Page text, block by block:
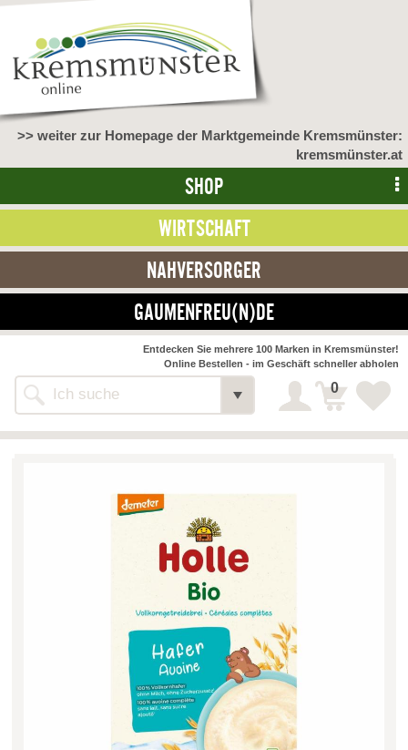
>> weiter zur Homepage der Marktgemeinde Kremsmünster:
kremsmünster.at
SHOP
WIRTSCHAFT
NAHVERSORGER
GAUMENFREU(N)DE
Alle Webseiten
Entdecken Sie mehrere 100 Marken in Kremsmünster!
Online Bestellen - im Geschäft schneller abholen
0
NAHVERSORGER
>> Bauernmarkt << Detail
Bäckerei-Konditorei-Café
Fleischerei Hüthmayr
Hofladen Hoffelner Detail
Kuglbauer - Familie Bischof
La Toscana Anita Wolf e.U. Detail
Söllradls Naturkostladen Detail
Stiftsgärtnerei Detail
Weinkellerei Stift
Kremsmünster
Detail